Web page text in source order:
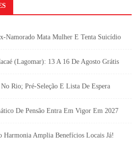
Namorado Mata Mulher E Tenta Suicídio
(Lagomar): 13 A 16 De Agosto Grátis
Rio; Pré-Seleção E Lista De Espera
De Pensão Entra Em Vigor Em 2027
Harmonia Amplia Benefícios Locais Já!